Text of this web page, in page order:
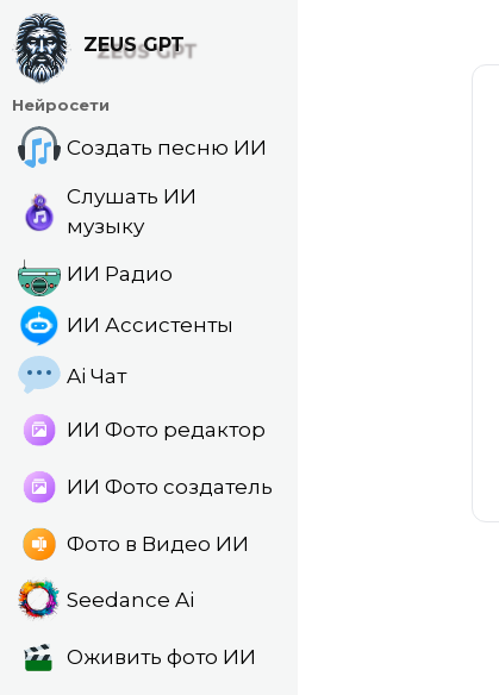
Перейти
содержанию
ZEUS GPT
Нейросети
Создать песню ИИ
Слушать ИИ
музыку
ИИ Радио
ИИ Ассистенты
Ai Чат
ИИ Фото редактор
ИИ Фото создатель
Фото в Видео ИИ
Seedance Ai
Оживить фото ИИ